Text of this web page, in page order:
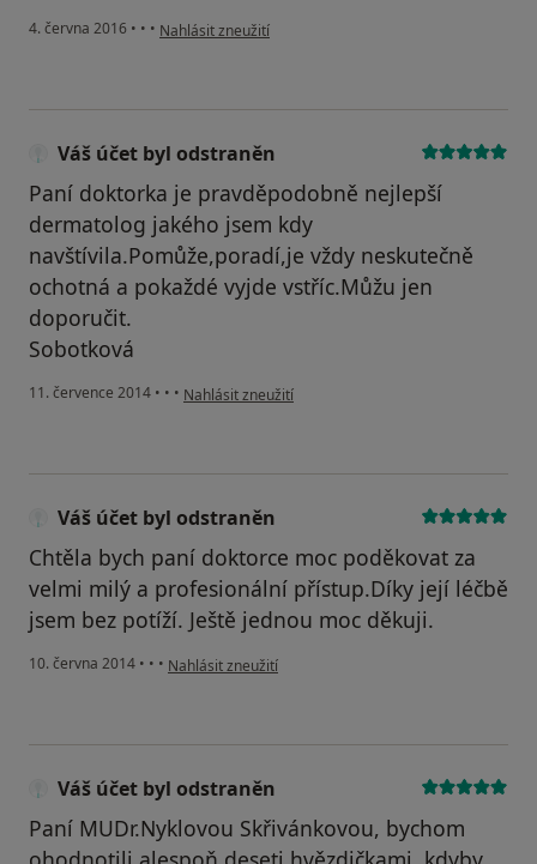
4. června 2016 • • • podle názoru uživatele Váš účet byl odstraněn
Nahlásit zneužití
Váš účet byl odstraněn
Paní doktorka je pravděpodobně nejlepší
dermatolog jakého jsem kdy
navštívila.Pomůže,poradí,je vždy neskutečně
ochotná a pokaždé vyjde vstříc.Můžu jen
doporučit.
Sobotková
11. července 2014 • • • podle názoru uživatele Váš účet byl odstraněn
Nahlásit zneužití
Váš účet byl odstraněn
Chtěla bych paní doktorce moc poděkovat za
velmi milý a profesionální přístup.Díky její léčbě
jsem bez potíží. Ještě jednou moc děkuji.
10. června 2014 • • • podle názoru uživatele Váš účet byl odstraněn
Nahlásit zneužití
Váš účet byl odstraněn
Paní MUDr.Nyklovou Skřivánkovou, bychom